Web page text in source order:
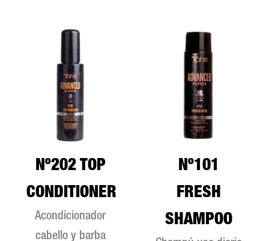
Nº202 TOP
CONDITIONER
Acondicionador
cabello y barba
Nº101
FRESH
SHAMPOO